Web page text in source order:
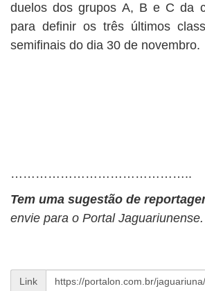
duelos dos grupos A, B e C da
para definir os três últimos
semifinais do dia 30 de novembro.
……………………………………..
Tem uma sugestão de
envie para o Portal Jaguariunense.
Link